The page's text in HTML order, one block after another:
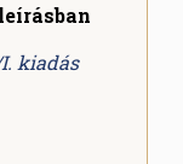
kiadás